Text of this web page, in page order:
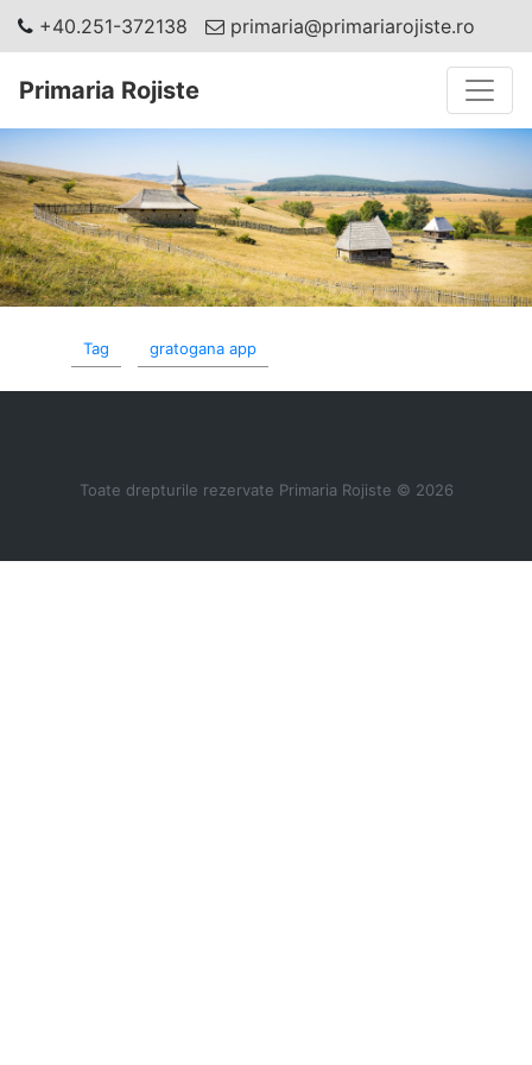
+40.251-372138 primaria@primariarojiste.ro
Primaria Rojiste
Tag gratogana app
Toate drepturile rezervate Primaria Rojiste © 2026